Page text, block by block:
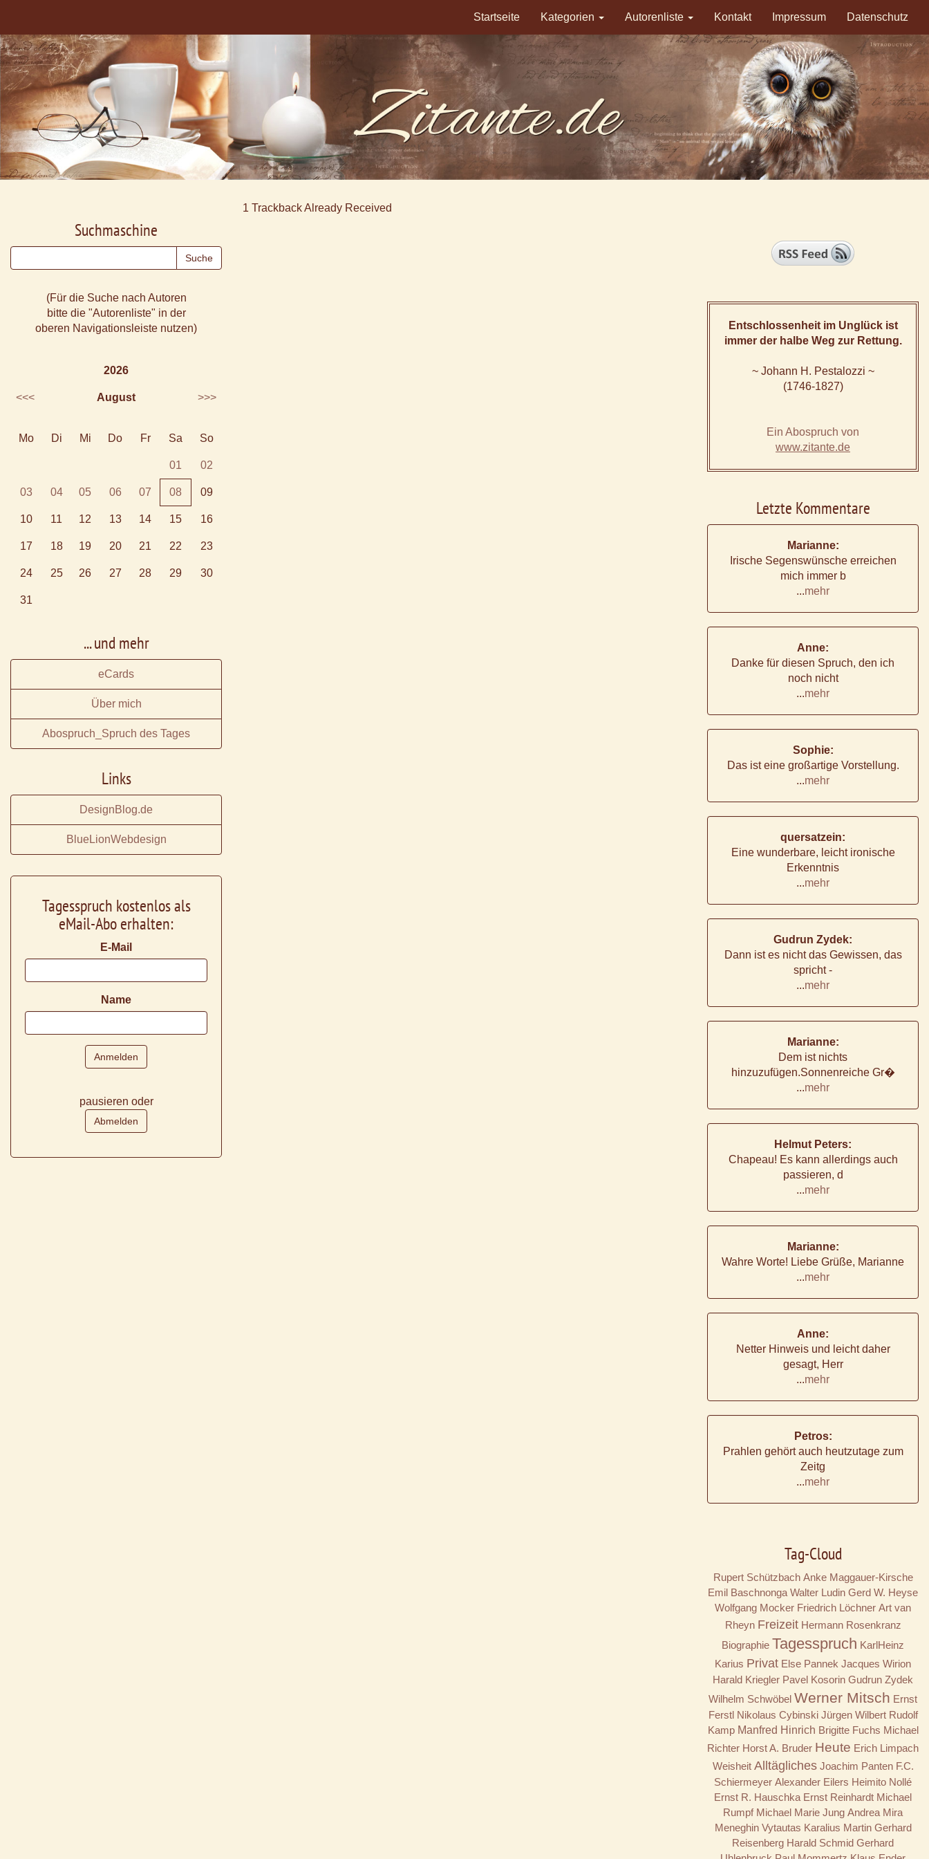
Startseite Kategorien Autorenliste Kontakt Impressum Datenschutz
1 Trackback Already Received
Suchmaschine
(Für die Suche nach Autoren
bitte die "Autorenliste" in der
oberen Navigationsleiste nutzen)
2026
<<< August >>>
Mo Di Mi Do Fr Sa So
01 02
03 04 05 06 07 08 09
10 11 12 13 14 15 16
17 18 19 20 21 22 23
24 25 26 27 28 29 30
31
... und mehr
eCards
Über mich
Abospruch_Spruch des Tages
Links
DesignBlog.de
BlueLionWebdesign
Tagesspruch kostenlos als
eMail-Abo erhalten:
E-Mail
Name
pausieren oder
Entschlossenheit im Unglück ist
immer der halbe Weg zur Rettung.
~ Johann H. Pestalozzi ~
(1746-1827)
Ein Abospruch von
www.zitante.de
Letzte Kommentare
Marianne:
Irische Segenswünsche erreichen
mich immer b
...mehr
Anne:
Danke für diesen Spruch, den ich
noch nicht
...mehr
Sophie:
Das ist eine großartige Vorstellung.
...mehr
quersatzein:
Eine wunderbare, leicht ironische
Erkenntnis
...mehr
Gudrun Zydek:
Dann ist es nicht das Gewissen, das
spricht -
...mehr
Marianne:
Dem ist nichts
hinzuzufügen.Sonnenreiche Gr�
...mehr
Helmut Peters:
Chapeau! Es kann allerdings auch
passieren, d
...mehr
Marianne:
Wahre Worte! Liebe Grüße, Marianne
...mehr
Anne:
Netter Hinweis und leicht daher
gesagt, Herr
...mehr
Petros:
Prahlen gehört auch heutzutage zum
Zeitg
...mehr
Tag-Cloud
Rupert Schützbach Anke Maggauer-Kirsche
Emil Baschnonga Walter Ludin Gerd W. Heyse
Wolfgang Mocker Friedrich Löchner Art van
Rheyn Freizeit Hermann Rosenkranz
Biographie Tagesspruch KarlHeinz
Karius Privat Else Pannek Jacques Wirion
Harald Kriegler Pavel Kosorin Gudrun Zydek
Wilhelm Schwöbel Werner Mitsch Ernst
Ferstl Nikolaus Cybinski Jürgen Wilbert Rudolf
Kamp Manfred Hinrich Brigitte Fuchs Michael
Richter Horst A. Bruder Heute Erich Limpach
Weisheit Alltägliches Joachim Panten F.C.
Schiermeyer Alexander Eilers Heimito Nollé
Ernst R. Hauschka Ernst Reinhardt Michael
Rumpf Michael Marie Jung Andrea Mira
Meneghin Vytautas Karalius Martin Gerhard
Reisenberg Harald Schmid Gerhard